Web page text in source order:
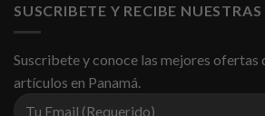
SUSCRIBETE Y RECIBE
Suscribete y conoce las mejores ofertas
artículos en Panamá.